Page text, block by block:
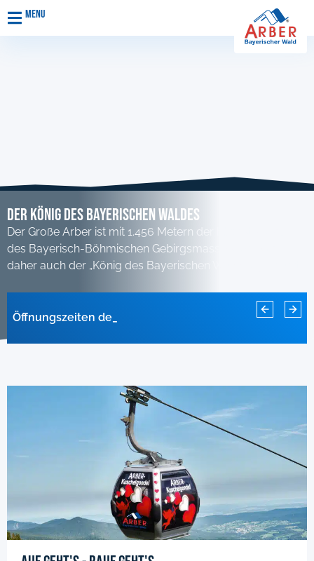
Menu
Der KÖnig des Bayerischen Waldes
Der Große Arber ist mit 1.456 Metern der höchste Berg
des Bayerisch-Böhmischen Gebirgsmassivs und wird
daher auch der „König des Bayerischen Waldes“ genannt.
Öffnungszeiten der Gondelbahn Mai 2026
Anlagen im April geschlossen!
Rodelbahn Sonnenhang für diese Saison
geschlossen